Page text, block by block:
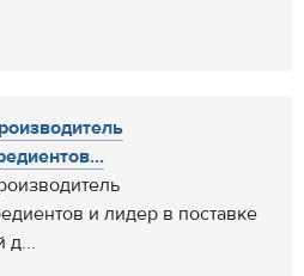
и лидер в поставке
д...